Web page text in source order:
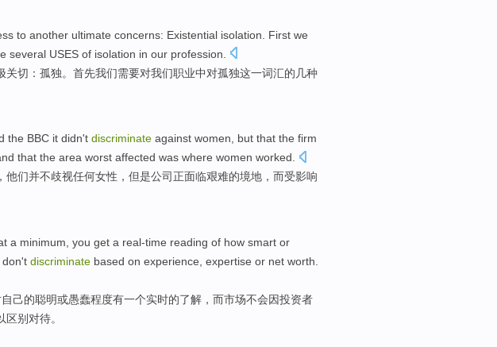
to another ultimate concerns: Existential isolation First we
several USES of isolation in our profession
关切 ： 孤独。 首先我们需要对我们职业中对孤独这一词汇的 几种
the BBC it didn't discriminate against women, but that the firm
that the area worst affected was where women worked.
， 他们并不歧视任何女性 ， 但是公司正面临艰难的境地 ， 而受影响
a minimum you get a real-time reading of how smart or
don't discriminate based on experience expertise or net worth.
己的聪明或愚蠢程度有一个实时的了解， 而市场不会因投资者
区别 对待。